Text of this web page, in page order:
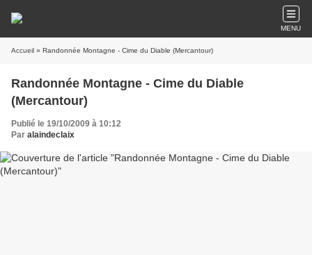
MENU
Accueil » Randonnée Montagne - Cime du Diable (Mercantour)
Randonnée Montagne - Cime du Diable
(Mercantour)
Publié le 19/10/2009 à 10:12
Par alaindeclaix